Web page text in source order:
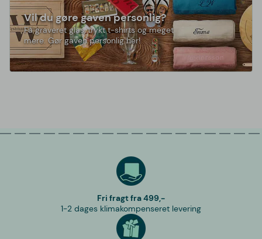
Vil du gøre gaven personlig?
Få graveret glas, trykt t-shirts og meget
mere. Gør gaven personlig her!
Fri fragt fra 499,-
1-2 dages klimakompenseret levering